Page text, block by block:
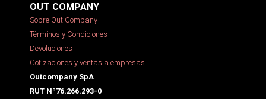
OUT COMPANY
Sobre Out Company
Términos y Condiciones
Devoluciones
Cotizaciones y ventas a empresas
Outcompany SpA
RUT Nº76.266.293-0